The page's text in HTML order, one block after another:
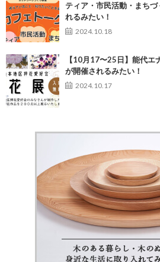
ティア・市民活動・まち
れるみたい！
2024.10.18
【10月17〜25日】能代エ
が開催されるみたい！
2024.10.17